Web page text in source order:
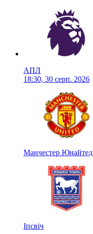
АПЛ
18:30, 30 серп. 2026
Манчестер Юнайтед
Іпсвіч